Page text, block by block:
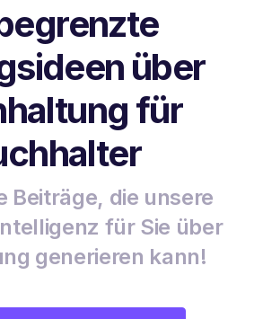
über
für
Beiträge, die unsere
für Sie über
generieren kann!